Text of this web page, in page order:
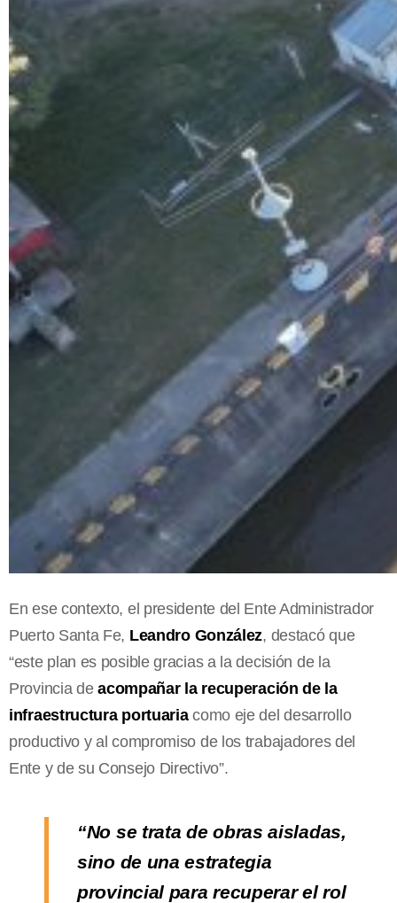
En ese contexto, el presidente del Ente Administrador
Puerto Santa Fe, Leandro González, destacó que
“este plan es posible gracias a la decisión de la
Provincia deacompañar la recuperación de la
infraestructura portuariacomo eje del desarrollo
productivo y al compromiso de los trabajadores del
Ente y de su Consejo Directivo”.
“No se trata de obras aisladas,
sino de una estrategia
provincial para recuperar el rol